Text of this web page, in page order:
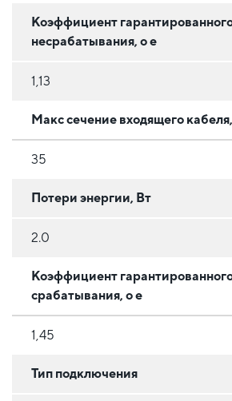
Коэффициент
несрабатывания, o e
1,13
Макс сечение входящего
35
Потери энергии, Вт
2.0
Коэффициент
срабатывания, o e
1,45
Тип подключения